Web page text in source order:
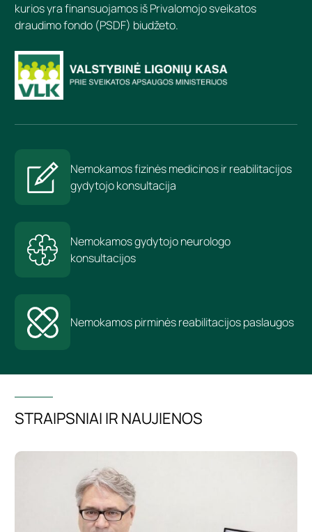
kurios yra finansuojamos iš Privalomojo sveikatos
draudimo fondo (PSDF) biudžeto.
Nemokamos fizinės medicinos ir reabilitacijos
gydytojo konsultacija
Nemokamos gydytojo neurologo
konsultacijos
Nemokamos pirminės reabilitacijos paslaugos
STRAIPSNIAI IR NAUJIENOS